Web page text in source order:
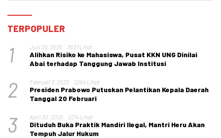
TERPOPULER
1 Juni 26, 2025 3637 Lihat
Alihkan Risiko ke Mahasiswa, Pusat KKN UNG Dinilai
Abai terhadap Tanggung Jawab Institusi
2 Februari 3, 2025 2264 Lihat
Presiden Prabowo Putuskan Pelantikan Kepala Daerah
Tanggal 20 Februari
3 April 30, 2026 2214 Lihat
Dituduh Buka Praktik Mandiri Ilegal, Mantri Heru Akan
Tempuh Jalur Hukum